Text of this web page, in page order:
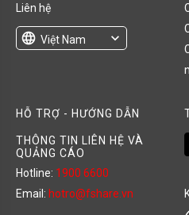
Liên hệ
language Việt Nam
expand_more
HỖ TRỢ - HƯỚNG DẪN
THÔNG TIN LIÊN HỆ VÀ
QUẢNG CÁO
Hotline: 1900 6600
Email: hotro@fshare.vn